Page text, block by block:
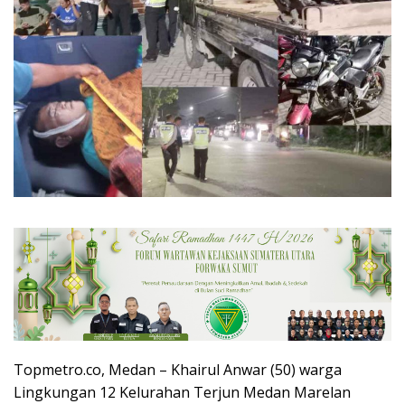
Topmetro.co, Medan – Khairul Anwar (50) warga
Lingkungan 12 Kelurahan Terjun Medan Marelan